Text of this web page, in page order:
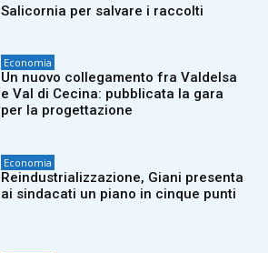
Salicornia per salvare i raccolti
Economia
Un nuovo collegamento fra Valdelsa
e Val di Cecina: pubblicata la gara
per la progettazione
Economia
Reindustrializzazione, Giani presenta
ai sindacati un piano in cinque punti